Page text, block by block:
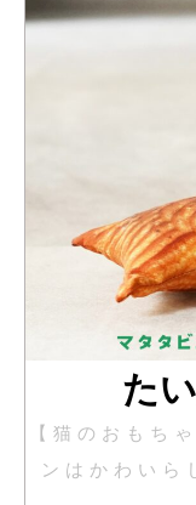
た
【猫のおもち
ンはかわいら